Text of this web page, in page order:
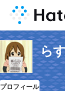
ら
プロフィール